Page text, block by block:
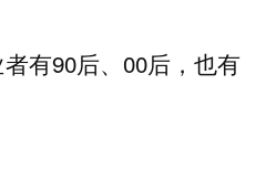
有90后、00后，也有